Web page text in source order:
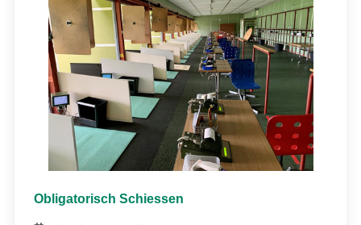
Obligatorisch Schiessen